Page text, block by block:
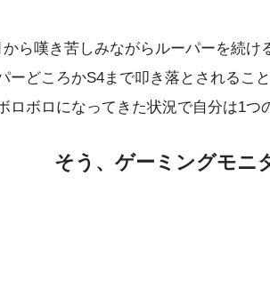
ら嘆き苦しみながらルーパーを続け
ーどころかS4まで叩き落とされるこ
ロボロになってきた状況で自分は1つ
そう、ゲーミングモニ